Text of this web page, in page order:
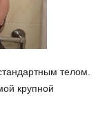
телом.
крупной